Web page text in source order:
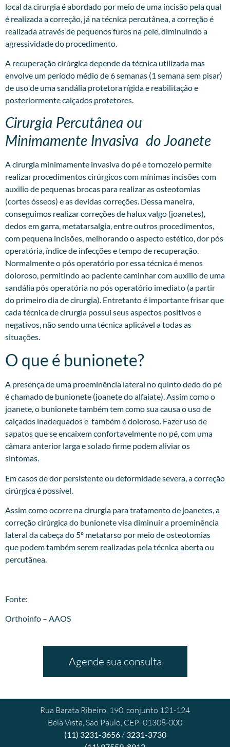
local da cirurgia é abordado por meio de uma incisão pela qual
é realizada a correção, já na técnica percutânea, a correção é
realizada através de pequenos furos na pele, diminuindo a
agressividade do procedimento.
A recuperação cirúrgica depende da técnica utilizada mas
envolve um período médio de 6 semanas (1 semana sem pisar)
de uso de uma sandália protetora rígida e reabilitação e
posteriormente calçados protetores.
Cirurgia Percutânea ou
Minimamente Invasiva do Joanete
Acirurgia minimamente invasivado pé e tornozelo permite
realizar procedimentos cirúrgicos com mínimas incisões com
auxilio de pequenas brocas para realizar as osteotomias
(cortes ósseos) e as devidas correções. Dessa maneira,
conseguimos realizar correções de halux valgo (joanetes),
dedos em garra, metatarsalgia, entre outros procedimentos,
com pequena incisões, melhorando o aspecto estético, dor pós
operatória, índice de infecções e tempo de recuperação.
Normalmente o pós operatório por essa técnica é menos
doloroso, permitindo ao paciente caminhar com auxilio de uma
sandália pós operatória no pós operatório imediato (a partir
do primeiro dia de cirurgia). Entretanto é importante frisar que
cada técnica de cirurgia possui seus aspectos positivos e
negativos, não sendo uma técnica aplicável a todas as
situações.
O que é bunionete?
A presença de uma proeminência lateral no quinto dedo do pé
é chamado de bunionete (joanete do alfaiate). Assim como o
joanete, o bunionete também tem como sua causa o uso de
calçados inadequados e também é doloroso. Fazer uso de
sapatos que se encaixem confortavelmente no pé, com uma
câmara anterior larga e solado firme podem aliviar os
sintomas.
Em casos de dor persistente ou deformidade severa, a correção
cirúrgica é possível.
Assim como ocorre na cirurgia para tratamento de joanetes, a
correção cirúrgica do bunionete visa diminuir a proeminência
lateral da cabeça do 5º metatarso por meio de osteotomias
que podem também serem realizadas pela técnica aberta ou
percutânea.
Fonte:
Orthoinfo – AAOS
Agende sua consulta
Rua Barata Ribeiro, 190, conjunto 121-124
Bela Vista, São Paulo, CEP: 01308-000
(11) 3231-3656/ 3231-3730